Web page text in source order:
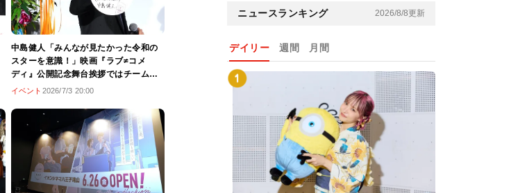
中島健人「みんなが見たかった令和の
スターを意識！」映画『ラブ≠コメ
ディ』公開記念舞台挨拶ではチーム力
もアピール
イベント 2026/7/3 20:00
ニュースランキング 2026/8/8更新
デイリー 週間 月間